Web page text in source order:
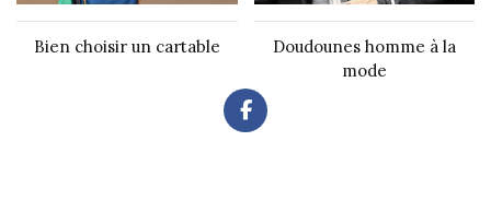
Bien choisir un cartable
Doudounes homme à la
mode